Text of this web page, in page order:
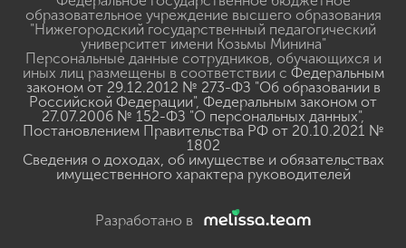
образовательное учреждение высшего образования
"Нижегородский государственный педагогический
университет имени Козьмы Минина"
Персональные данные сотрудников, обучающихся и
иных лиц размещены в соответствии с Федеральным
законом от 29.12.2012 № 273-ФЗ "Об образовании в
Российской Федерации", Федеральным законом от
27.07.2006 № 152-ФЗ "О персональных данных",
Постановлением Правительства РФ от 20.10.2021 №
1802
Сведения о доходах, об имуществе и обязательствах
имущественного характера руководителей
Разработано в